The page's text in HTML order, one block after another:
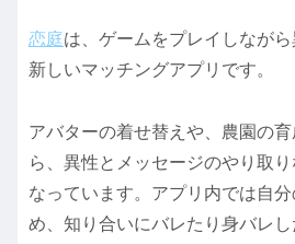
恋庭は、ゲームをプレイしなが
新しいマッチングアプリです。
アバターの着せ替えや、農園の
ら、異性とメッセージのやり取
なっています。アプリ内では自
め、知り合いにバレたり身バレ